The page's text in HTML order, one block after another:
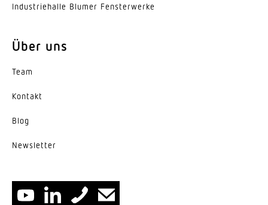
Indus­trie­halle Blumer Fensterwerke
Über uns
Team
Kontakt
Blog
News­letter